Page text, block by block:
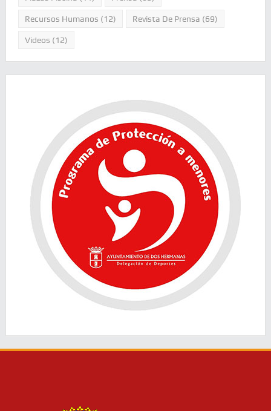
Recursos Humanos (12) Revista De Prensa (69)
Videos (12)